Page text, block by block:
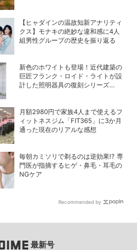
【ヒャダインの温故知新アナリティ
クス】モナキの絶妙な違和感に4人
組男性グループの歴史を振り返る
新色のホワイトも登場！近代建築の
巨匠フランク・ロイド・ライトが設
計した照明器具の復刻シリーズ
月額2980円で家族4人まで使えるフ
ィットネスジム「FIT365」に3か月
通った現在のリアルな感想
毎朝カミソリで剃るのは逆効果!? 専
門医が指摘するヒゲ・鼻毛・耳毛の
NGケア
Recommended by
最新号